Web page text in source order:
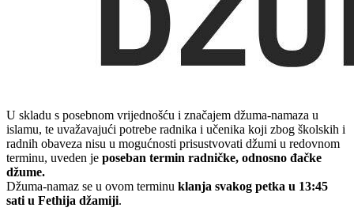
U skladu s posebnom vrijednošću i značajem džuma-namaza u
islamu, te uvažavajući potrebe radnika i učenika koji zbog školskih i
radnih obaveza nisu u mogućnosti prisustvovati džumi u redovnom
terminu, uveden je poseban termin radničke, odnosno đačke
džume.
Džuma-namaz se u ovom terminu klanja svakog petka u 13:45
sati u Fethija džamiji.